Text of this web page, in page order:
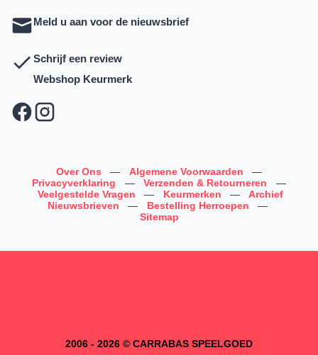
Meld u aan voor de nieuwsbrief
Schrijf een review
Webshop Keurmerk
Over Ons — Algemene Voorwaarden
—
Privacyverklaring
— Verzenden & Retourneren
—
Veelgestelde Vragen
— Keurmerken —
Archief
Nieuwsbrieven
— Bestelling Herroepen
—
Sitemap
2006 - 2026 © CARRABAS SPEELGOED